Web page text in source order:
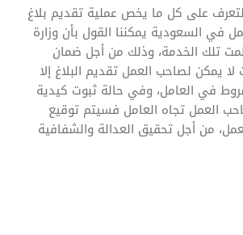
على كل ما يخص عملية تقديم بلاغ
في السعودية يمكننا القول بأن وزارة
تلك الخدمة، وذلك من أجل ضمان
يمكن لصاحب العمل تقديم البلاغ إلا
في العامل، وفي حالة ثبوت كيدية
العمل تجاه العامل فسيتم توقيع
من أجل تحقيق العدالة والشفافية